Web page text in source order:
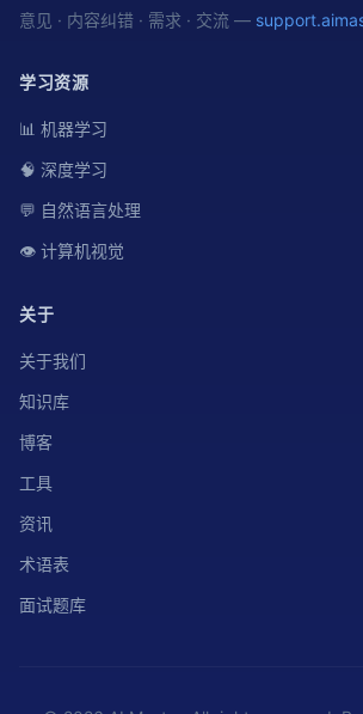
意见 · 内容纠错 · 需求 · 交流 —
学习资源
📊 机器学习
🧠 深度学习
💬 自然语言处理
👁️ 计算机视觉
关于
关于我们
知识库
博客
工具
资讯
术语表
面试题库